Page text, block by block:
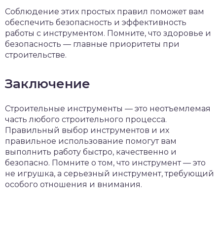
Соблюдение этих простых правил поможет вам
обеспечить безопасность и эффективность
работы с инструментом. Помните, что здоровье и
безопасность — главные приоритеты при
строительстве.
Заключение
Строительные инструменты — это неотъемлемая
часть любого строительного процесса.
Правильный выбор инструментов и их
правильное использование помогут вам
выполнить работу быстро, качественно и
безопасно. Помните о том, что инструмент — это
не игрушка, а серьезный инструмент, требующий
особого отношения и внимания.